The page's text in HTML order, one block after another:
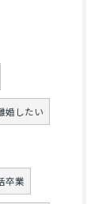
婚したい
卒業